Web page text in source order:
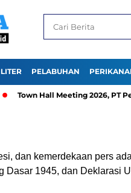
PELABUHAN
Town Hall Meeting 2026, PT
dan kemerdekaan pers
Dasar 1945, dan Deklarasi